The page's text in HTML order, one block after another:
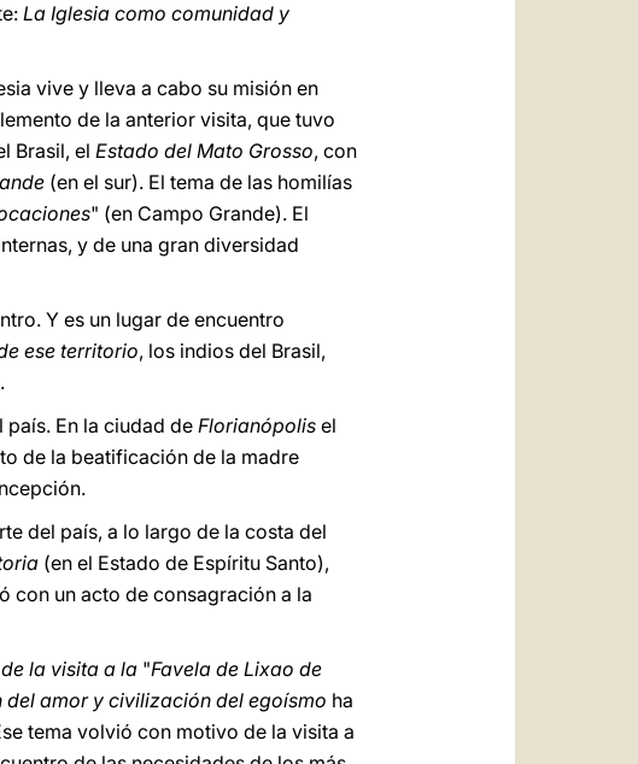
La Iglesia como comunidad y
vive y lleva a cabo su misión en
de la anterior visita, que tuvo
Brasil, el Estado del Mato Grosso, con
(en el sur). El tema de las homilías
" (en Campo Grande). El
y de una gran diversidad
Y es un lugar de encuentro
ese territorio, los indios del Brasil,
país. En la ciudad de Florianópolis el
de la beatificación de la madre
del país, a lo largo de la costa del
(en el Estado de Espíritu Santo),
con un acto de consagración a la
la visita a la "Favela de Lixao de
amor y civilización del egoísmo ha
tema volvió con motivo de la visita a